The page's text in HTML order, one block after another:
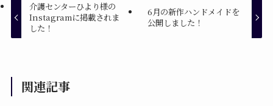
介護センターひより様の
Instagramに掲載されま
した！
6月の新作ハンドメイドを
公開しました！
関連記事